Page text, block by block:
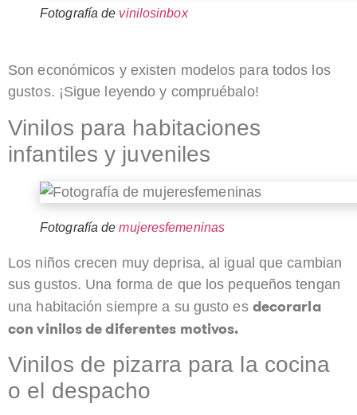
Fotografía de vinilosinbox
Son económicos y existen modelos para todos los
gustos. ¡Sigue leyendo y compruébalo!
Vinilos para habitaciones
infantiles y juveniles
Fotografía demujeresfemeninas
Los niños crecen muy deprisa, al igual que cambian
sus gustos. Una forma de que los pequeños tengan
una habitación siempre a su gusto es decorarla
con vinilos de diferentes motivos.
Vinilos de pizarra para la cocina
o el despacho